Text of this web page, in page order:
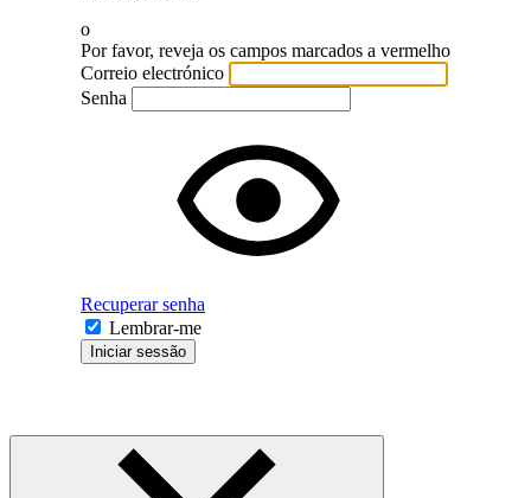
o
Por favor, reveja os campos marcados a vermelho
Correio electrónico
Senha
Recuperar senha
Lembrar-me
Iniciar sessão